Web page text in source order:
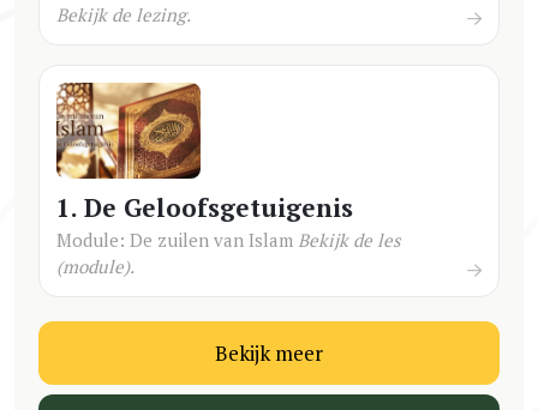
Bekijk de lezing.
1. De Geloofsgetuigenis
Module: De zuilen van Islam Bekijk de les
(module).
Bekijk meer